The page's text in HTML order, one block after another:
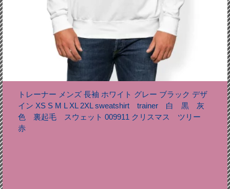
トレーナー メンズ 長袖 ホワイト グレー ブラック デザ
イン XS S M L XL 2XL sweatshirt trainer 白 黒 灰
色 裏起毛 スウェット 009911 クリスマス ツリー
赤